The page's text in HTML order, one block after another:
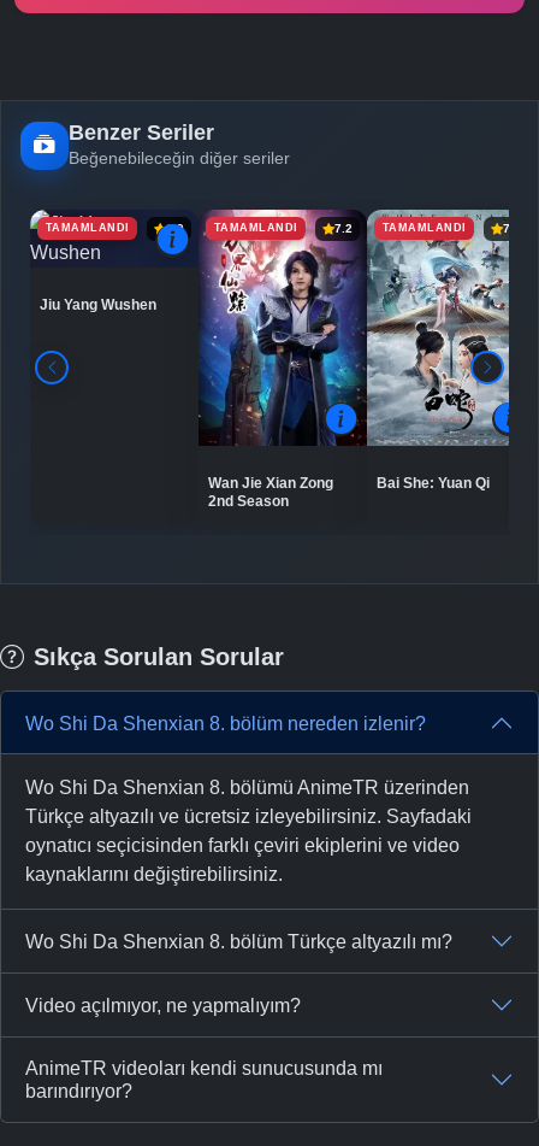
Benzer Seriler
Beğenebileceğin diğer seriler
TAMAMLANDI 6.9
Jiu Yang Wushen
TAMAMLANDI 7.2
Wan Jie Xian Zong
2nd Season
TAMAMLANDI 7.5
Bai She: Yuan Qi
Sıkça Sorulan Sorular
Wo Shi Da Shenxian 8. bölüm nereden izlenir?
Wo Shi Da Shenxian 8. bölümü AnimeTR üzerinden
Türkçe altyazılı ve ücretsiz izleyebilirsiniz. Sayfadaki
oynatıcı seçicisinden farklı çeviri ekiplerini ve video
kaynaklarını değiştirebilirsiniz.
Wo Shi Da Shenxian 8. bölüm Türkçe altyazılı mı?
Video açılmıyor, ne yapmalıyım?
AnimeTR videoları kendi sunucusunda mı
barındırıyor?